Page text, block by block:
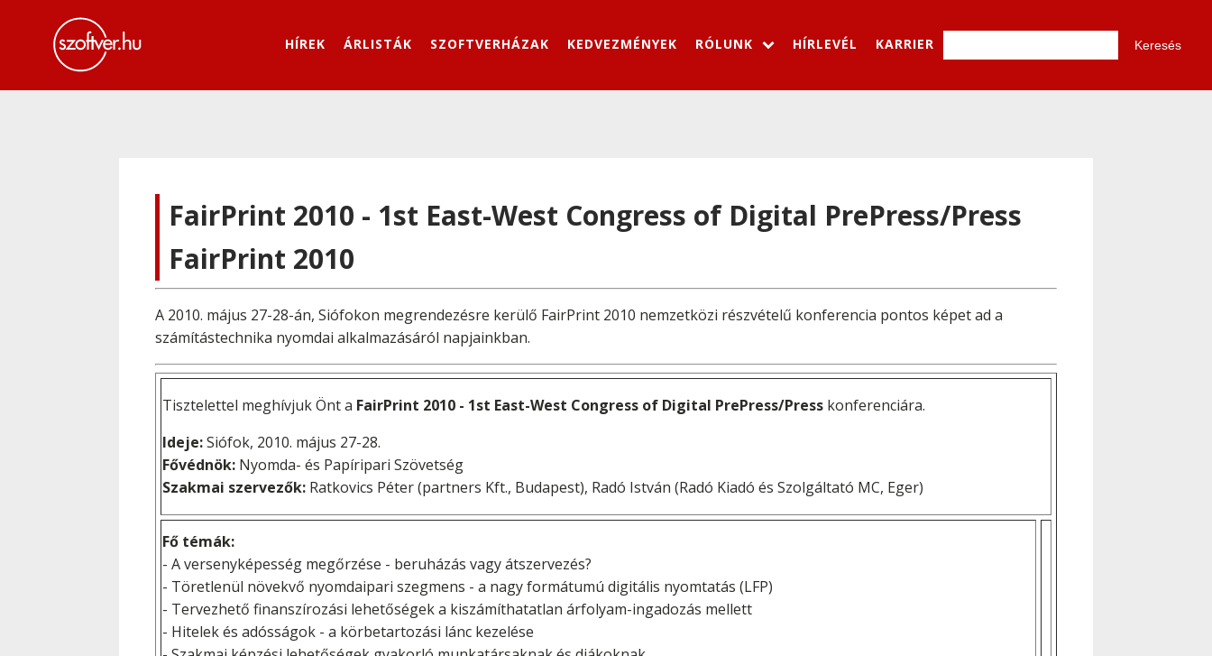
HÍREK ÁRLISTÁK SZOFTVERHÁZAK KEDVEZMÉNYEK RÓLUNK HÍRLEVÉL KARRIER
FairPrint 2010 - 1st East-West Congress of Digital PrePress/Press
FairPrint 2010
A 2010. május 27-28-án, Siófokon megrendezésre kerülő FairPrint 2010 nemzetközi részvételű konferencia pontos képet ad a
számítástechnika nyomdai alkalmazásáról napjainkban.
Tisztelettel meghívjuk Önt a FairPrint 2010 - 1st East-West Congress of Digital PrePress/Press konferenciára.
Ideje:Siófok, 2010. május 27-28.
Fővédnök: Nyomda- és Papíripari Szövetség
Szakmai szervezők: Ratkovics Péter (partners Kft., Budapest), Radó István (Radó Kiadó és Szolgáltató MC, Eger)
Fő témák:
- A versenyképesség megőrzése - beruházás vagy átszervezés?
- Töretlenül növekvő nyomdaipari szegmens - a nagy formátumú digitális nyomtatás (LFP)
- Tervezhető finanszírozási lehetőségek a kiszámíthatatlan árfolyam-ingadozás mellett
- Hitelek és adósságok - a körbetartozási lánc kezelése